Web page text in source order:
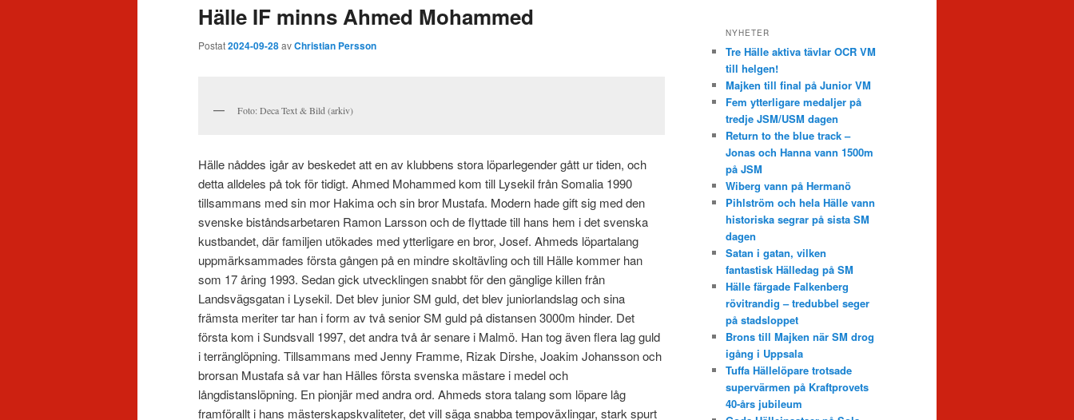
Hälle IF minns Ahmed Mohammed
Postat2024-09-28avChristian Persson
Foto: Deca Text & Bild (arkiv)
Hälle nåddes igår av beskedet att en av klubbens stora löparlegender gått ur tiden, och
detta alldeles på tok för tidigt. Ahmed Mohammed kom till Lysekil från Somalia 1990
tillsammans med sin mor Hakima och sin bror Mustafa. Modern hade gift sig med den
svenske biståndsarbetaren Ramon Larsson och de flyttade till hans hem i det svenska
kustbandet, där familjen utökades med ytterligare en bror, Josef. Ahmeds löpartalang
uppmärksammades första gången på en mindre skoltävling och till Hälle kommer han
som 17 åring 1993. Sedan gick utvecklingen snabbt för den gänglige killen från
Landsvägsgatan i Lysekil. Det blev junior SM guld, det blev juniorlandslag och sina
främsta meriter tar han i form av två senior SM guld på distansen 3000m hinder. Det
första kom i Sundsvall 1997, det andra två år senare i Malmö. Han tog även flera lag guld
i terränglöpning. Tillsammans med Jenny Framme, Rizak Dirshe, Joakim Johansson och
brorsan Mustafa så var han Hälles första svenska mästare i medel och
långdistanslöpning. En pionjär med andra ord. Ahmeds stora talang som löpare låg
framförallt i hans mästerskapskvaliteter, det vill säga snabba tempoväxlingar, stark spurt
NYHETER
Tre Hälle aktiva tävlar OCR VM
till helgen!
Majken till final på Junior VM
Fem ytterligare medaljer på
tredje JSM/USM dagen
Return to the blue track –
Jonas och Hanna vann 1500m
på JSM
Wiberg vann på Hermanö
Pihlström och hela Hälle vann
historiska segrar på sista SM
dagen
Satan i gatan, vilken
fantastisk Hälledag på SM
Hälle färgade Falkenberg
rövitrandig – tredubbel seger
på stadsloppet
Brons till Majken när SM drog
igång i Uppsala
Tuffa Hällelöpare trotsade
supervärmen på Kraftprovets
40-års jubileum